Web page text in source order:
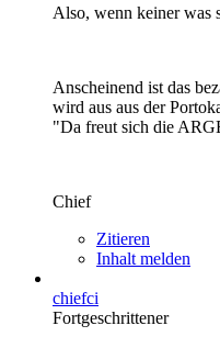
Also, wenn keiner was
Anscheinend ist das
wird aus aus der
"Da freut sich die
Chief
Zitieren
Inhalt melden
chiefci
Fortgeschrittener